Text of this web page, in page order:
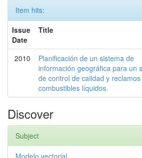
Item hits:
Issue
Date
Title
2010
Planificación de un sistema de
información geográfica para un
de control de calidad y
combustibles líquidos.
Discover
Subject
Modelo vectorial